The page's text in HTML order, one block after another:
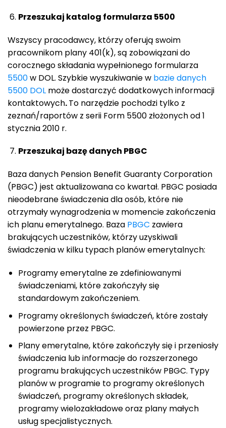
Przeszukaj katalog formularza 5500
Wszyscy pracodawcy, którzy oferują swoim
pracownikom plany 401(k), są zobowiązani do
corocznego składania wypełnionego formularza
5500w DOL. Szybkie wyszukiwanie w bazie danych
5500 DOL może dostarczyć dodatkowych informacji
kontaktowych.To narzędzie pochodzi tylko z
zeznań/raportów z serii Form 5500 złożonych od 1
stycznia 2010 r.
Przeszukaj bazę danych PBGC
Baza danych Pension Benefit Guaranty Corporation
(PBGC) jest aktualizowana co kwartał. PBGC posiada
nieodebrane świadczenia dla osób, które nie
otrzymały wynagrodzenia w momencie zakończenia
ich planu emerytalnego. Baza PBGC zawiera
brakujących uczestników, którzy uzyskiwali
świadczenia w kilku typach planów emerytalnych:
Programy emerytalne ze zdefiniowanymi
świadczeniami, które zakończyły się
standardowym zakończeniem.
Programy określonych świadczeń, które zostały
powierzone przez PBGC.
Plany emerytalne, które zakończyły się i przeniosły
świadczenia lub informacje do rozszerzonego
programu brakujących uczestników PBGC. Typy
planów w programie to programy określonych
świadczeń, programy określonych składek,
programy wielozakładowe oraz plany małych
usług specjalistycznych.